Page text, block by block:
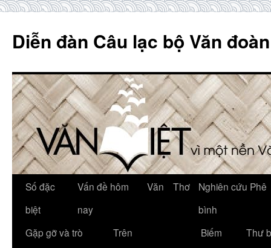
content
Diễn đàn Câu lạc bộ Văn
Số đặc
biệt
Vấn đề hôm
nay
Văn Thơ
Nghiên cứu Phê
bình
Gặp gỡ và trò
Trên
Biếm
Thư